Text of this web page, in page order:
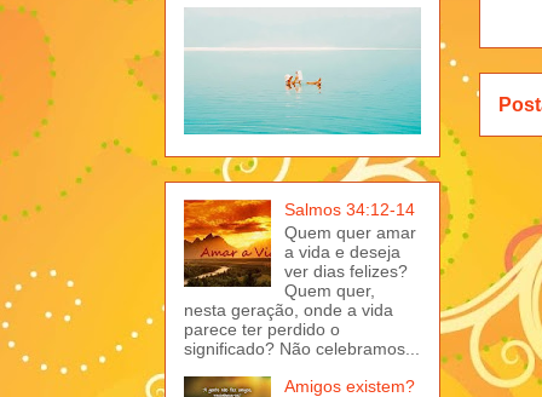
Salmos 34:12-14
Quem quer amar
a vida e deseja
ver dias felizes?
Quem quer,
nesta geração, onde a vida
parece ter perdido o
significado? Não celebramos...
Amigos existem?